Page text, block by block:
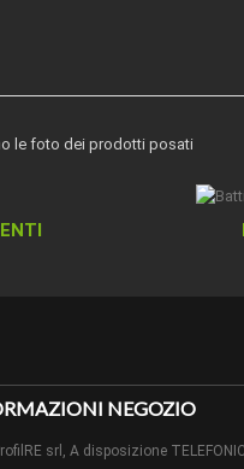
le foto dei prodotti posati
NEGOZIO
srl, A disposizione